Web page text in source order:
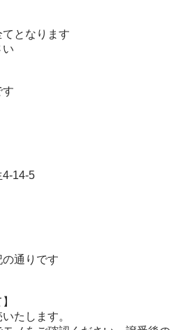
となります
い
す
4-14-5
通りです
たします。